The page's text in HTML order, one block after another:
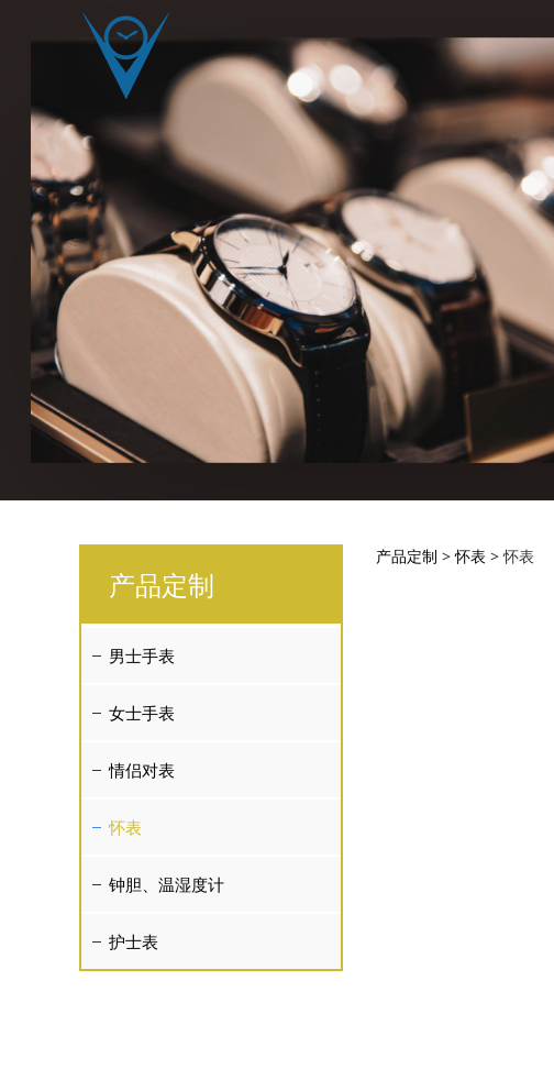
产品定制
男士手表
女士手表
情侣对表
怀表
钟胆、温湿度计
护士表
怀表
产品定制 >怀表 >怀表